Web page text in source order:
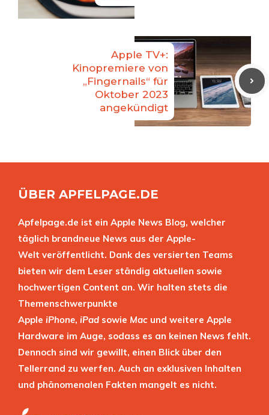
Apple TV+:
Kinopremiere von
„Fingernails“ für
Oktober 2023
angekündigt
ÜBER APFELPAGE.DE
Apfelpage.de ist ein Apple News Blog, welcher
täglich brandneue News aus der Apple-
Welt veröffentlicht. Dank des versierten Teams
bieten wir dem Leser ständig aktuellen sowie
hochwertigen Content an. Wir halten stets die
Themenschwerpunkte
Apple iPhone, iPad sowie Mac und weitere Apple
Hardware im Auge, sodass es an keinen News fehlt.
Dennoch sind wir gewillt, einen Blick über den
Tellerrand zu werfen. Auch an exklusiven Inhalten
und phänomenalen Fakten mangelt es nicht.